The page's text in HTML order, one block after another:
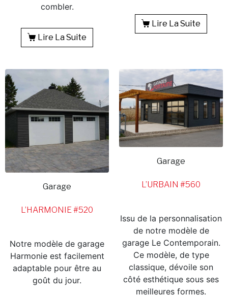
combler.
Lire La Suite
Lire La Suite
Garage
L’HARMONIE #520
Notre modèle de garage
Harmonie est facilement
adaptable pour être au
goût du jour.
Garage
L’URBAIN #560
Issu de la personnalisation
de notre modèle de
garage Le Contemporain.
Ce modèle, de type
classique, dévoile son
côté esthétique sous ses
meilleures formes.